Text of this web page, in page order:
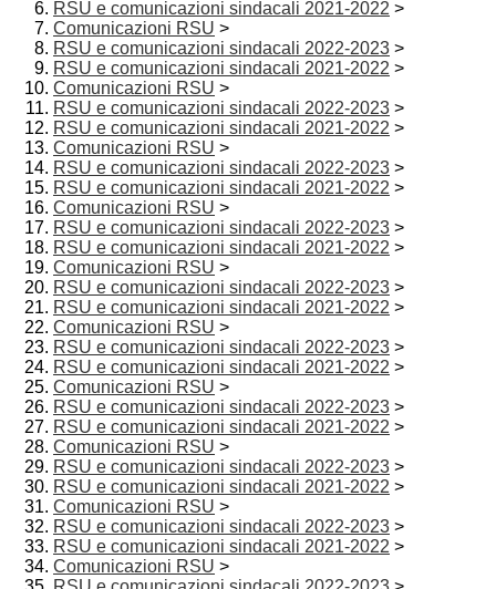
RSU e comunicazioni sindacali 2021-2022 >
Comunicazioni RSU >
RSU e comunicazioni sindacali 2022-2023 >
RSU e comunicazioni sindacali 2021-2022 >
Comunicazioni RSU >
RSU e comunicazioni sindacali 2022-2023 >
RSU e comunicazioni sindacali 2021-2022 >
Comunicazioni RSU >
RSU e comunicazioni sindacali 2022-2023 >
RSU e comunicazioni sindacali 2021-2022 >
Comunicazioni RSU >
RSU e comunicazioni sindacali 2022-2023 >
RSU e comunicazioni sindacali 2021-2022 >
Comunicazioni RSU >
RSU e comunicazioni sindacali 2022-2023 >
RSU e comunicazioni sindacali 2021-2022 >
Comunicazioni RSU >
RSU e comunicazioni sindacali 2022-2023 >
RSU e comunicazioni sindacali 2021-2022 >
Comunicazioni RSU >
RSU e comunicazioni sindacali 2022-2023 >
RSU e comunicazioni sindacali 2021-2022 >
Comunicazioni RSU >
RSU e comunicazioni sindacali 2022-2023 >
RSU e comunicazioni sindacali 2021-2022 >
Comunicazioni RSU >
RSU e comunicazioni sindacali 2022-2023 >
RSU e comunicazioni sindacali 2021-2022 >
Comunicazioni RSU >